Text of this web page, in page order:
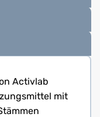
Activlab
mit